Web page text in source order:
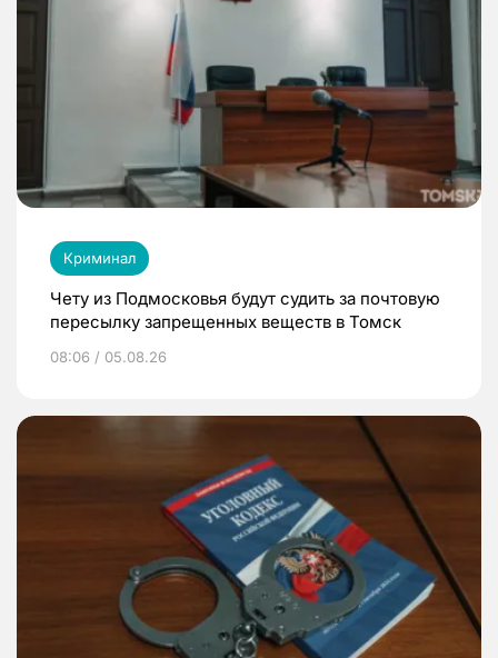
Криминал
Чету из Подмосковья будут судить за почтовую
пересылку запрещенных веществ в Томск
08:06 / 05.08.26